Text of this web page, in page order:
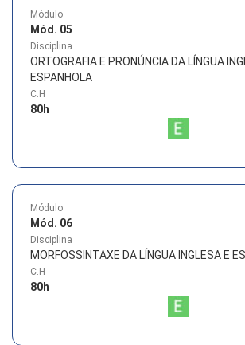
Módulo
Mód. 05
Disciplina
ORTOGRAFIA E PRONÚNCIA DA LÍNGUA
ESPANHOLA
C.H
80h
Módulo
Mód. 06
Disciplina
MORFOSSINTAXE DA LÍNGUA INGLESA E
C.H
80h